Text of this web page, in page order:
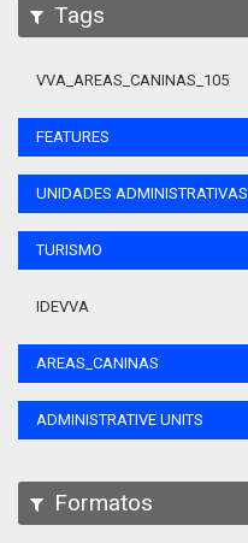
Tags
VVA_AREAS_CANINAS_105
FEATURES
UNIDADES ADMINISTRATIVAS
TURISMO
IDEVVA
AREAS_CANINAS
ADMINISTRATIVE UNITS
Formatos